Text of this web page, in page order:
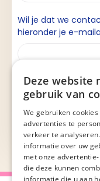
Wil je dat we
hieronder je e-
Ik ga akkoord
aan de pagina).
Deze website
gebruik van
We gebruiken
advertenties te
verkeer te
informatie over uw
met onze
die deze kunnen
informatie die u aan